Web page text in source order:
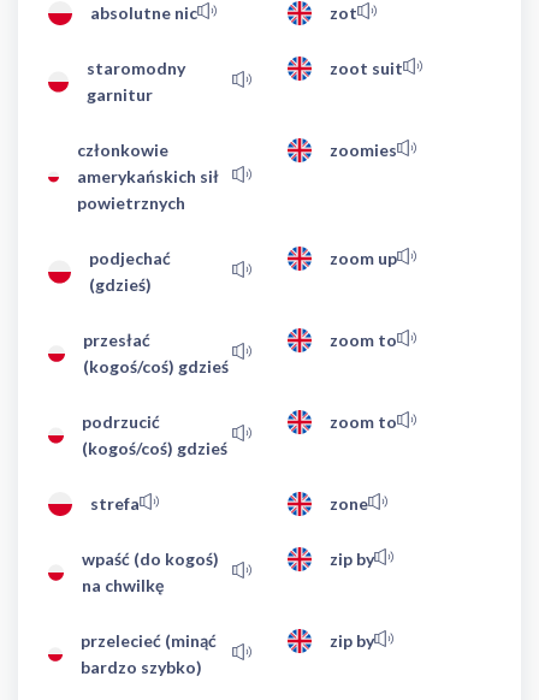
absolutne nic zot
staromodny
garnitur
zoot suit
członkowie
amerykańskich sił
powietrznych
zoomies
podjechać
(gdzieś)
zoom up
przesłać
(kogoś/coś) gdzieś
zoom to
podrzucić
(kogoś/coś) gdzieś
zoom to
strefa zone
wpaść (do kogoś)
na chwilkę
zip by
przelecieć (minąć
bardzo szybko)
zip by